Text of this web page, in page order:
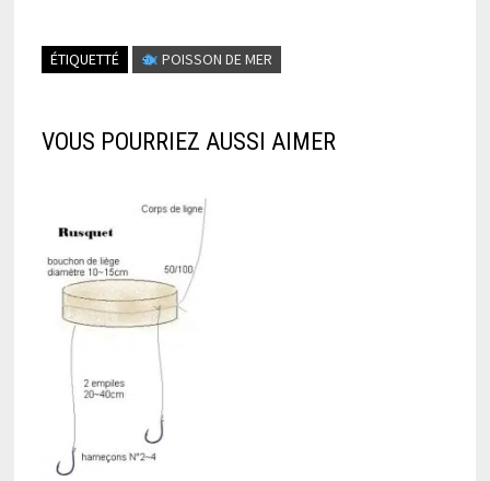
ÉTIQUETTÉ POISSON DE MER
VOUS POURRIEZ AUSSI AIMER